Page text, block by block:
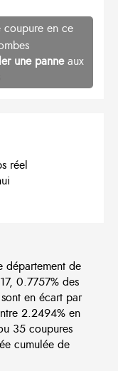
coupure en ce
une panneaux
réel
département de
0.7757% des
en écart par
2.2494% en
35 coupures
cumulée de